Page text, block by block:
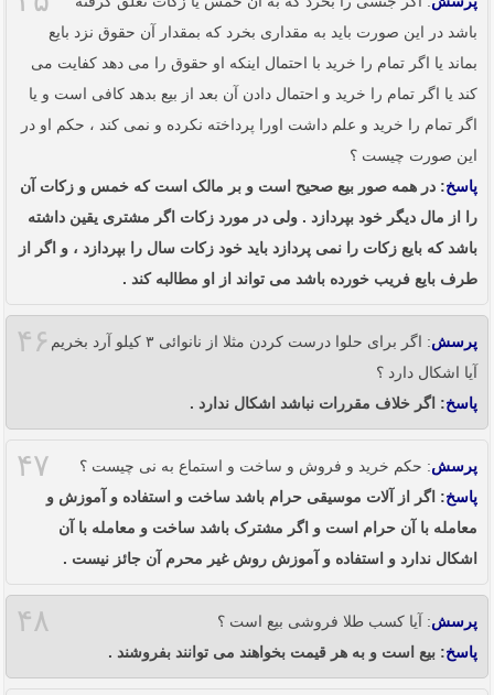
باشد در این صورت باید به مقداری بخرد که بمقدار آن حقوق نزد بایع
بماند یا اگر تمام را خرید با احتمال اینکه او حقوق را می دهد کفایت می
کند یا اگر تمام را خرید و احتمال دادن آن بعد از بیع بدهد کافی است و یا
اگر تمام را خرید و علم داشت اورا پرداخته نکرده و نمی کند ، حکم او در
این صورت چیست ؟
پاسخ: در همه صور بیع صحیح است و بر مالک است که خمس و زکات آن
را از مال دیگر خود بپردازد . ولی در مورد زکات اگر مشتری یقین داشته
باشد که بایع زکات را نمی پردازد باید خود زکات سال را بپردازد ، و اگر از
طرف بایع فریب خورده باشد می تواند از او مطالبه کند .
۴۶ پرسش
: اگر برای حلوا درست کردن مثلا از نانوائی ۳ کیلو آرد بخریم
آیا اشکال دارد ؟
پاسخ: اگر خلاف مقررات نباشد اشکال ندارد .
۴۷ پرسش: حکم خرید و فروش و ساخت و استماع به نی چیست ؟
پاسخ: اگر از آلات موسیقی حرام باشد ساخت و استفاده و آموزش و
معامله با آن حرام است و اگر مشترک باشد ساخت و معامله با آن
اشکال ندارد و استفاده و آموزش روش غیر محرم آن جائز نیست .
۴۸ پرسش: آیا کسب طلا فروشی بیع است ؟
پاسخ: بیع است و به هر قیمت بخواهند می توانند بفروشند .